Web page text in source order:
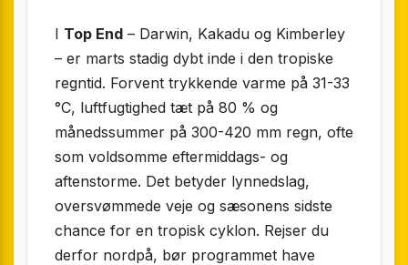
I Top End – Darwin, Kakadu og Kimberley
– er marts stadig dybt inde i den tropiske
regntid. Forvent trykkende varme på 31-33
°C, luftfugtighed tæt på 80 % og
månedssummer på 300-420 mm regn, ofte
som voldsomme eftermiddags- og
aftenstorme. Det betyder lynnedslag,
oversvømmede veje og sæsonens sidste
chance for en tropisk cyklon. Rejser du
derfor nordpå, bør programmet have